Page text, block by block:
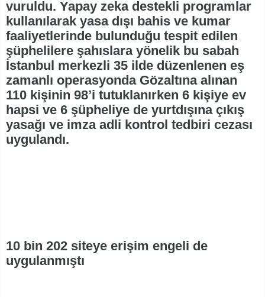
vuruldu. Yapay zeka destekli programlar
kullanılarak yasa dışı bahis ve kumar
faaliyetlerinde bulunduğu tespit edilen
şüphelilere şahıslara yönelik bu sabah
İstanbul merkezli 35 ilde düzenlenen eş
zamanlı operasyonda Gözaltına alınan
110 kişinin 98’i tutuklanırken 6 kişiye ev
hapsi ve 6 şüpheliye de yurtdışına çıkış
yasağı ve imza adli kontrol tedbiri cezası
uygulandı.
10 bin 202 siteye erişim engeli de
uygulanmıştı